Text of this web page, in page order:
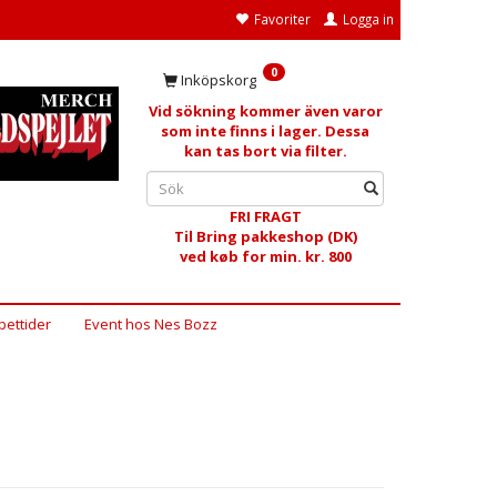
Favoriter Logga in
Inköpskorg 0
Vid sökning kommer även varor
som inte finns i lager. Dessa
kan tas bort via filter.
FRI FRAGT
Til Bring pakkeshop (DK)
ved køb for min. kr. 800
Event hos Nes Bozz